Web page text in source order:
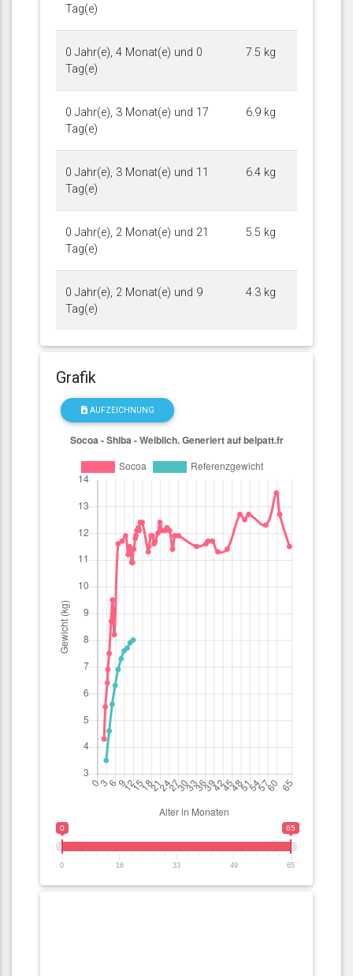
Tag(e)
0 Jahr(e), 4 Monat(e) und 0
Tag(e)
7.5 kg
0 Jahr(e), 3 Monat(e) und 17
Tag(e)
6.9 kg
0 Jahr(e), 3 Monat(e) und 11
Tag(e)
6.4 kg
0 Jahr(e), 2 Monat(e) und 21
Tag(e)
5.5 kg
0 Jahr(e), 2 Monat(e) und 9
Tag(e)
4.3 kg
Grafik
AUFZEICHNUNG
0 65
0 16 33 49 65